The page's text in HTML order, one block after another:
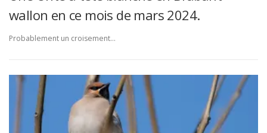
wallon en ce mois de mars 2024.
Probablement un croisement…